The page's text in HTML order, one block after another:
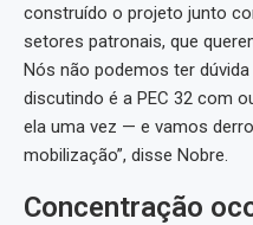
construído o projeto junto
setores patronais, que
Nós não podemos ter
discutindo é a PEC 32 com
ela uma vez — e vamos
mobilização”, disse Nobre.
Concentração